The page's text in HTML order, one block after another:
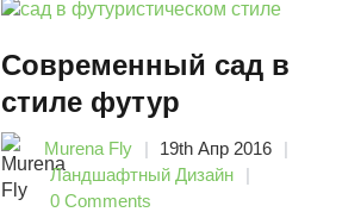
Современный сад в
стиле футур
Murena Fly
19th Апр 2016
Ландшафтный Дизайн
0 Comments